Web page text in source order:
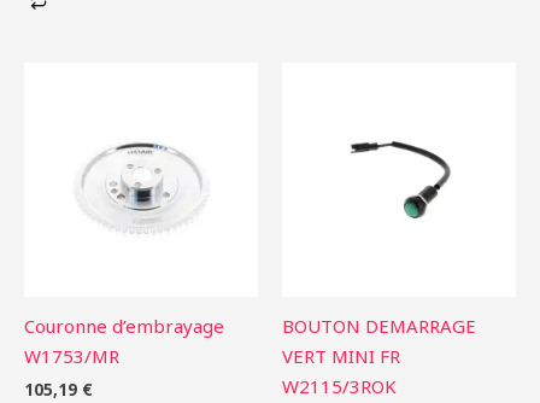
Couronne d’embrayage
W1753/MR
105,19 €
BOUTON DEMARRAGE
VERT MINI FR
W2115/3ROK